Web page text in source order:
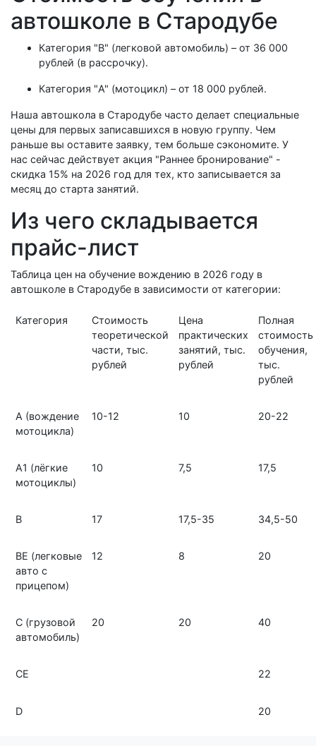
автошколе в Стародубе
Категория "B" (легковой автомобиль) – от 36 000
рублей (в рассрочку).
Категория "A" (мотоцикл) – от 18 000 рублей.
Наша автошкола в Стародубе часто делает специальные
цены для первых записавшихся в новую группу. Чем
раньше вы оставите заявку, тем больше сэкономите. У
нас сейчас действует акция "Раннее бронирование" -
скидка 15% на 2026 год для тех, кто записывается за
месяц до старта занятий.
Из чего складывается
прайс-лист
Таблица цен на обучение вождению в 2026 году в
автошколе в Стародубе в зависимости от категории:
Категория
Стоимость
теоретической
части, тыс.
рублей
Цена
практических
занятий, тыс.
рублей
Полная
стоимость
обучения,
тыс.
рублей
A (вождение
мотоцикла)
10-12 10 20-22
A1 (лёгкие
мотоциклы)
10 7,5 17,5
B 17 17,5-35 34,5-50
BE (легковые
авто с
прицепом)
12 8 20
C (грузовой
автомобиль)
20 20 40
CE 22
D 20